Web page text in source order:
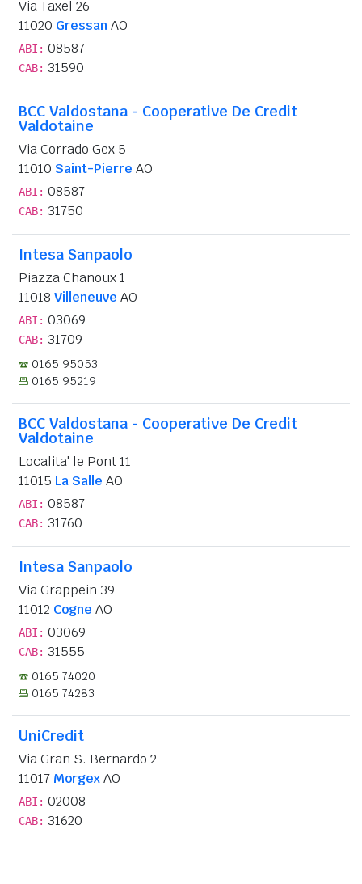
Via Taxel 26
11020 GressanAO
ABI: 08587
CAB: 31590
BCC Valdostana - Cooperative De Credit
Valdotaine
Via Corrado Gex 5
11010 Saint-Pierre AO
ABI: 08587
CAB: 31750
Intesa Sanpaolo
Piazza Chanoux 1
11018 Villeneuve AO
ABI: 03069
CAB: 31709
0165 95053
0165 95219
BCC Valdostana - Cooperative De Credit
Valdotaine
Localita' le Pont 11
11015 La Salle AO
ABI: 08587
CAB: 31760
Intesa Sanpaolo
Via Grappein 39
11012 Cogne AO
ABI: 03069
CAB: 31555
0165 74020
0165 74283
UniCredit
Via Gran S. Bernardo 2
11017 MorgexAO
ABI: 02008
CAB: 31620